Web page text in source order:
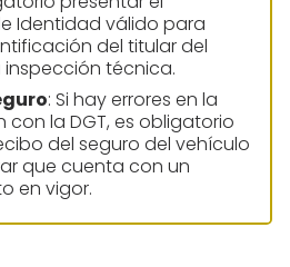
Identidad válido para
del titular del
técnica.
: Si hay errores en la
la DGT, es obligatorio
del seguro del vehículo
que cuenta con un
en vigor.